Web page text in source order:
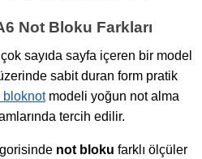
Not Bloku Farkları
sayıda sayfa içeren bir model
sabit duran form pratik
bloknotmodeli yoğun not alma
tercih edilir.
not bloku farklı ölçüler